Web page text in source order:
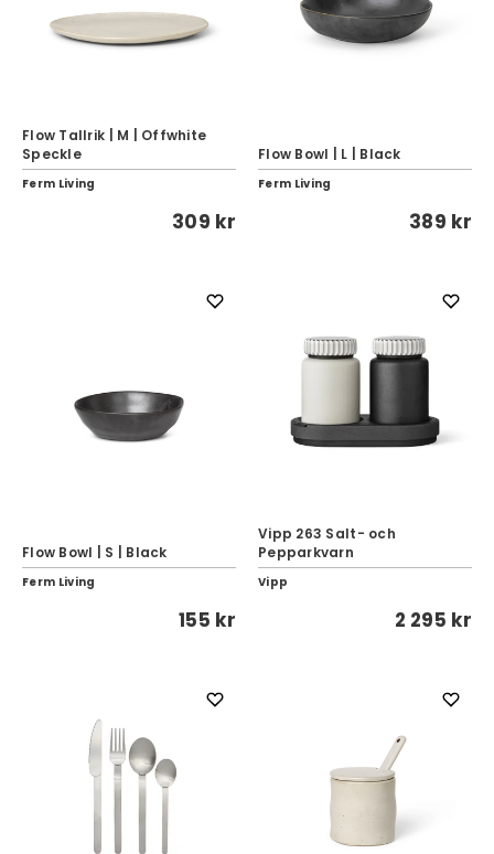
Flow Tallrik | M | Offwhite
Speckle
Ferm Living
309 kr
Flow Bowl | L | Black
Ferm Living
389 kr
Flow Bowl | S | Black
Ferm Living
155 kr
Vipp 263 Salt- och
Pepparkvarn
Vipp
2 295 kr